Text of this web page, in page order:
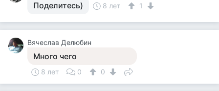
Поделитесь) 8 лет 1
Вячеслав Делюбин
Много чего
8 лет 0 0